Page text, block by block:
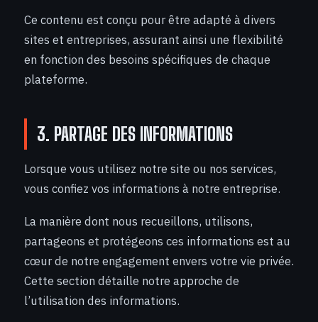
Ce contenu est conçu pour être adapté à divers
sites et entreprises, assurant ainsi une flexibilité
en fonction des besoins spécifiques de chaque
plateforme.
3. PARTAGE DES INFORMATIONS
Lorsque vous utilisez notre site ou nos services,
vous confiez vos informations à notre entreprise.
La manière dont nous recueillons, utilisons,
partageons et protégeons ces informations est au
cœur de notre engagement envers votre vie privée.
Cette section détaille notre approche de
l’utilisation des informations.